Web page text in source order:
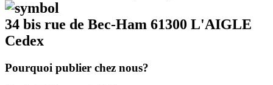
34 bis rue de Bec-Ham 61300 L'AIGLE
Cedex
Pourquoi publier chez nous?